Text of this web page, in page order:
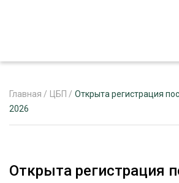
РЕКЛАМОДАТЕЛЯМ
Главная / ЦБП / Открыта регистрация
2026
Открыта регистрация